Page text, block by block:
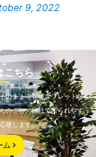
9, 2022
こちら
のままで各種タブレットな
のこと、他社で断られやす
致します。
ム